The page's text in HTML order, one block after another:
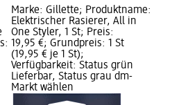
Marke: Gillette; Produktname:
Elektrischer Rasierer, All in
One Styler, 1 St; Preis:
19,95 €; Grundpreis: 1 St
(19,95 € je 1 St);
Verfügbarkeit: Status grün
Lieferbar, Status grau dm-
Markt wählen